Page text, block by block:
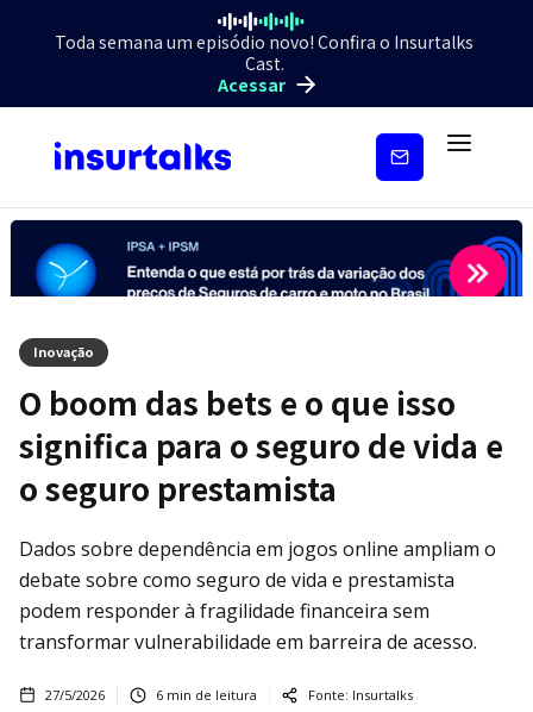
Toda semana um episódio novo! Confira o Insurtalks
Cast.
Acessar
Inscreva-
Inovação
O boom das bets e o que isso
significa para o seguro de vida e
o seguro prestamista
Dados sobre dependência em jogos online ampliam o
debate sobre como seguro de vida e prestamista
podem responder à fragilidade financeira sem
transformar vulnerabilidade em barreira de acesso.
27/5/2026 6 min de leitura Fonte: Insurtalks